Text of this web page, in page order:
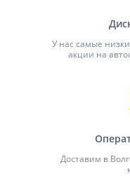
У нас самые
акции на
Доставим в